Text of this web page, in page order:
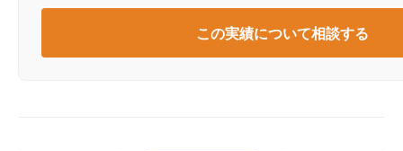
この実績について相談する